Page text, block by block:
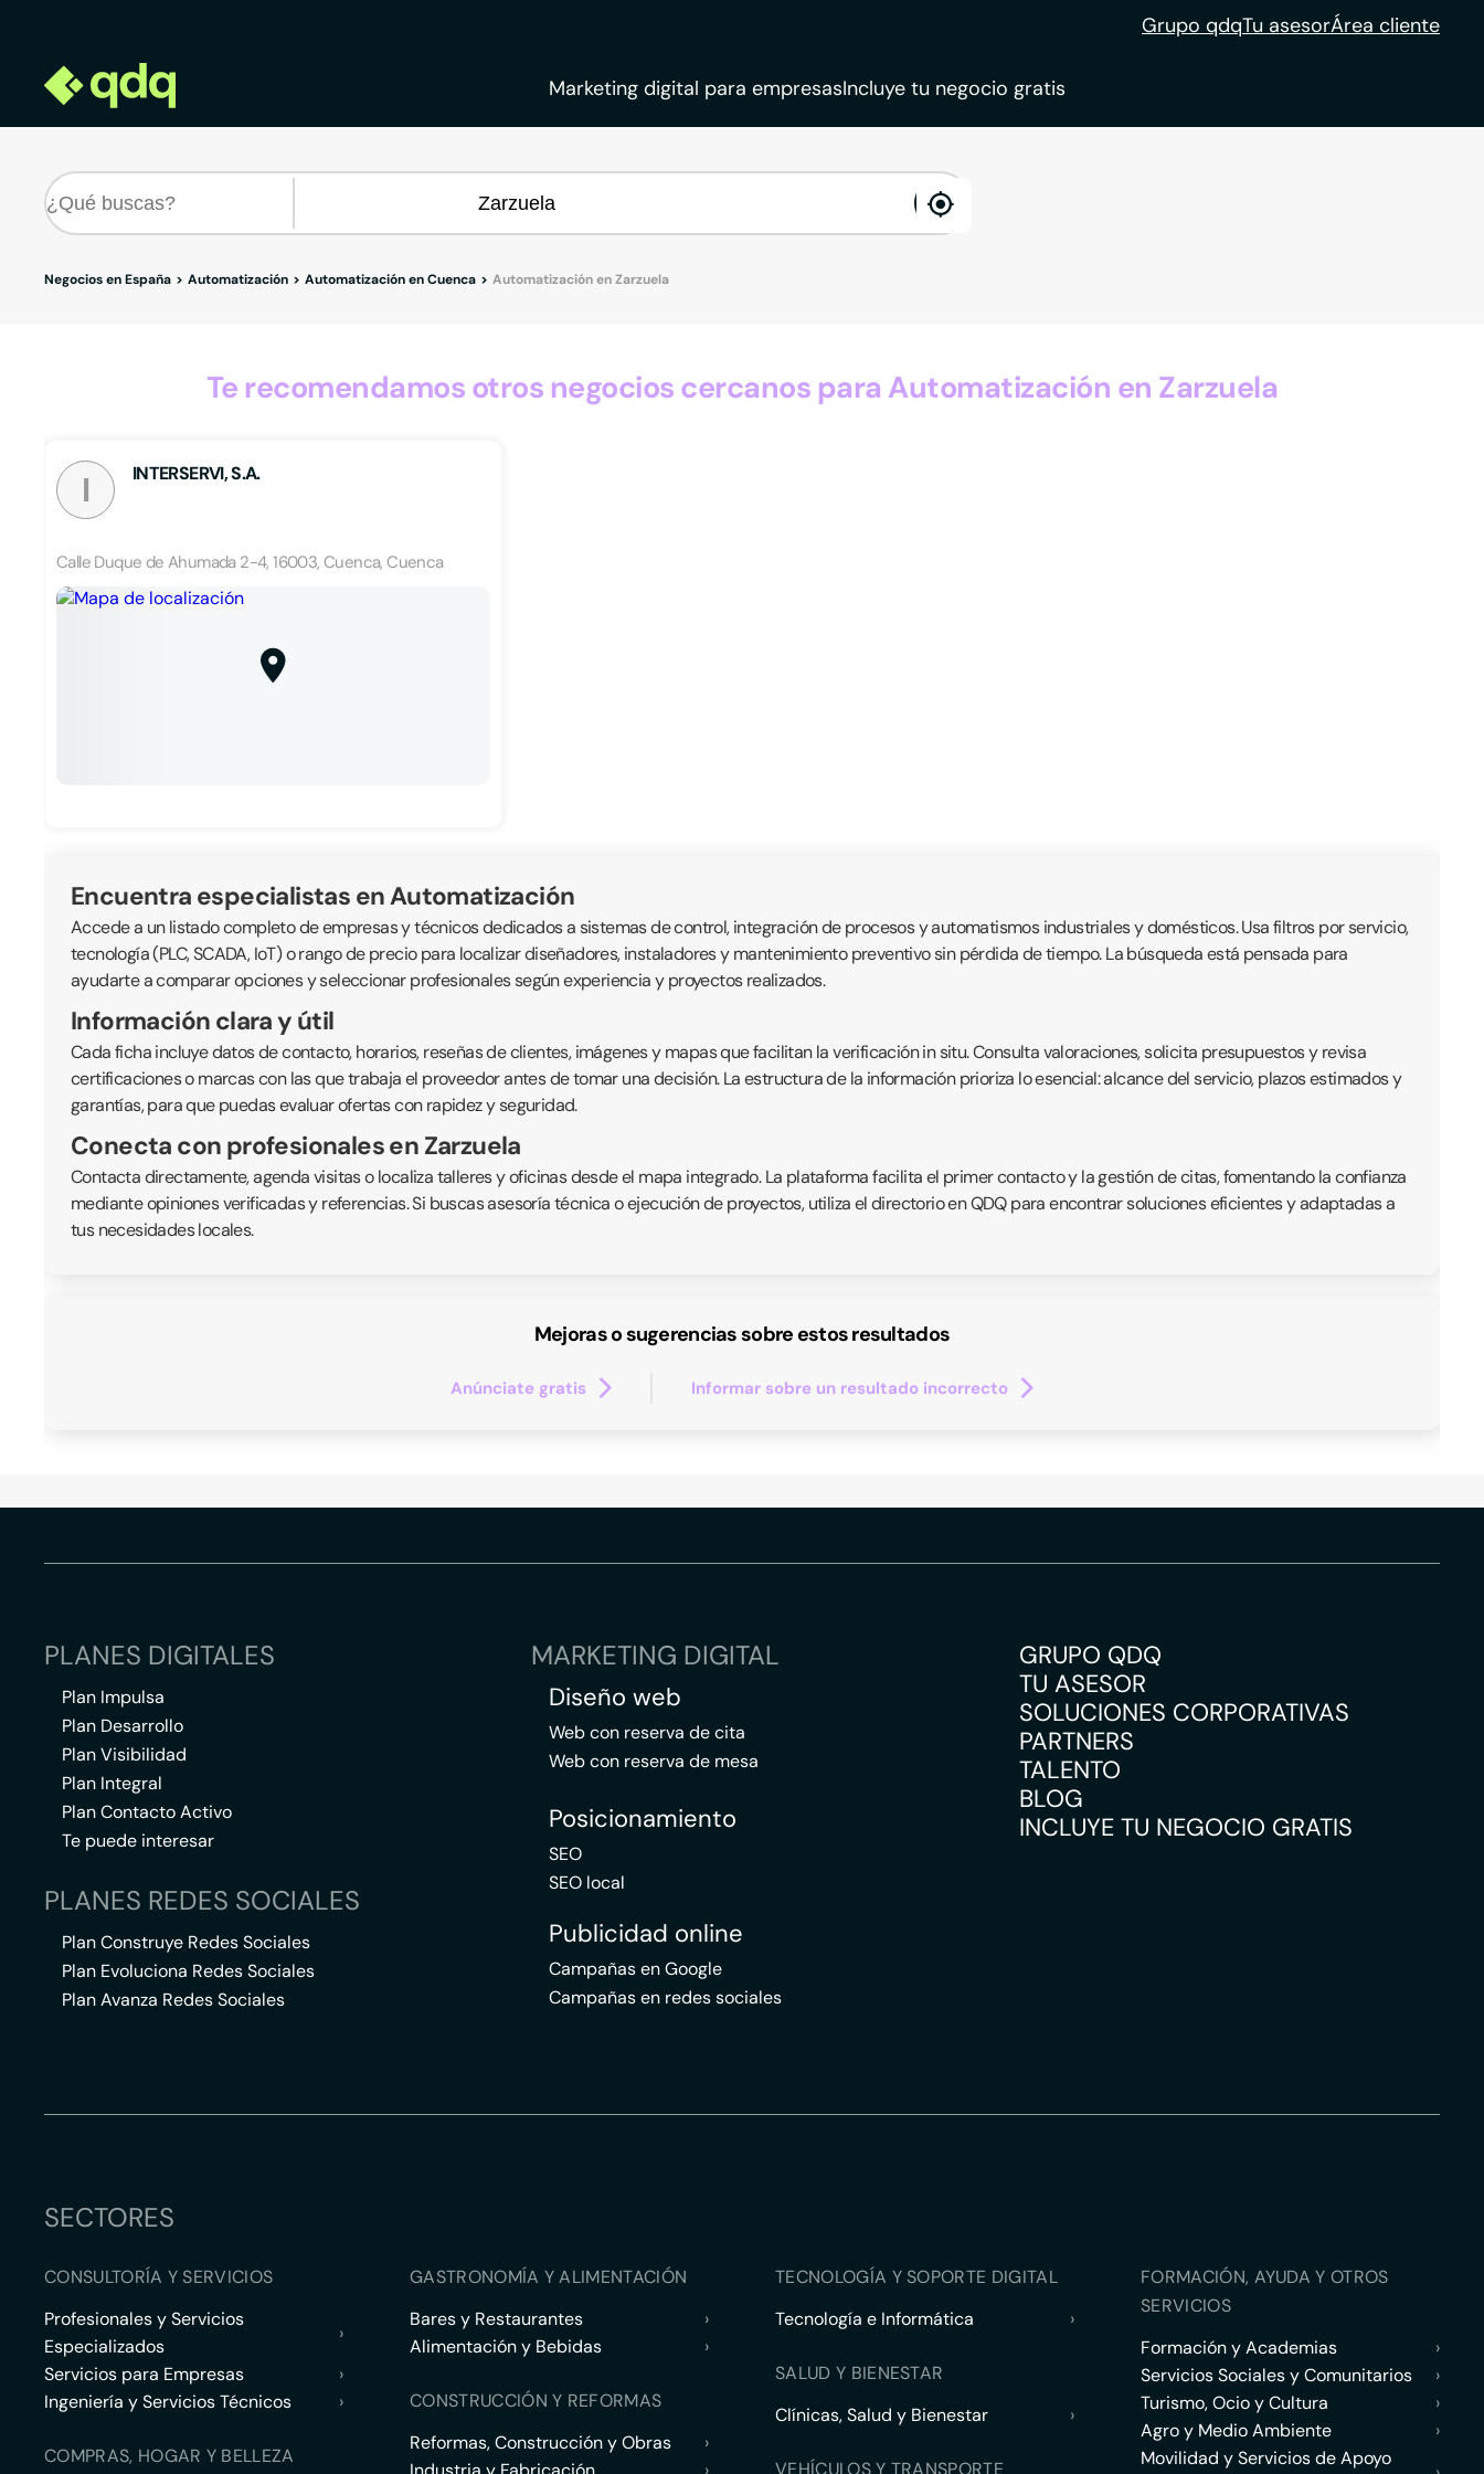
Grupo qdqTu asesorÁrea cliente
Marketing digital para empresasIncluye tu negocio gratis
enable
Negocios en España Automatización Automatización en Cuenca Automatización en Zarzuela
Te recomendamos otros negocios cercanos para Automatización en Zarzuela
I INTERSERVI, S.A.
Calle Duque de Ahumada 2-4, 16003, Cuenca, Cuenca
Encuentra especialistas en Automatización
Accede a un listado completo de empresas y técnicos dedicados a sistemas de control, integración de procesos y automatismos industriales y domésticos. Usa filtros por servicio,
tecnología (PLC, SCADA, IoT) o rango de precio para localizar diseñadores, instaladores y mantenimiento preventivo sin pérdida de tiempo. La búsqueda está pensada para
ayudarte a comparar opciones y seleccionar profesionales según experiencia y proyectos realizados.
Información clara y útil
Cada ficha incluye datos de contacto, horarios, reseñas de clientes, imágenes y mapas que facilitan la verificación in situ. Consulta valoraciones, solicita presupuestos y revisa
certificaciones o marcas con las que trabaja el proveedor antes de tomar una decisión. La estructura de la información prioriza lo esencial: alcance del servicio, plazos estimados y
garantías, para que puedas evaluar ofertas con rapidez y seguridad.
Conecta con profesionales en Zarzuela
Contacta directamente, agenda visitas o localiza talleres y oficinas desde el mapa integrado. La plataforma facilita el primer contacto y la gestión de citas, fomentando la confianza
mediante opiniones verificadas y referencias. Si buscas asesoría técnica o ejecución de proyectos, utiliza el directorio en QDQ para encontrar soluciones eficientes y adaptadas a
tus necesidades locales.
Mejoras o sugerencias sobre estos resultados
Anúnciate gratis Informar sobre un resultado incorrecto
PLANES DIGITALES
Plan Impulsa
Plan Desarrollo
Plan Visibilidad
Plan Integral
Plan Contacto Activo
Te puede interesar
PLANES REDES SOCIALES
Plan Construye Redes Sociales
Plan Evoluciona Redes Sociales
Plan Avanza Redes Sociales
MARKETING DIGITAL
Diseño web
Web con reserva de cita
Web con reserva de mesa
Posicionamiento
SEO
SEO local
Publicidad online
Campañas en Google
Campañas en redes sociales
GRUPO QDQ
TU ASESOR
SOLUCIONES CORPORATIVAS
PARTNERS
TALENTO
BLOG
INCLUYE TU NEGOCIO GRATIS
SECTORES
CONSULTORÍA Y SERVICIOS
Profesionales y Servicios
Especializados
›
Servicios para Empresas
›
Ingeniería y Servicios Técnicos
›
COMPRAS, HOGAR Y BELLEZA
GASTRONOMÍA Y ALIMENTACIÓN
Bares y Restaurantes
›
Alimentación y Bebidas
›
CONSTRUCCIÓN Y REFORMAS
Reformas, Construcción y Obras
›
TECNOLOGÍA Y SOPORTE DIGITAL
Tecnología e Informática
›
SALUD Y BIENESTAR
Clínicas, Salud y Bienestar
›
VEHÍCULOS Y TRANSPORTE
FORMACIÓN, AYUDA Y OTROS
SERVICIOS
Formación y Academias
›
Servicios Sociales y Comunitarios
›
Turismo, Ocio y Cultura
›
Agro y Medio Ambiente
›
Movilidad y Servicios de Apoyo